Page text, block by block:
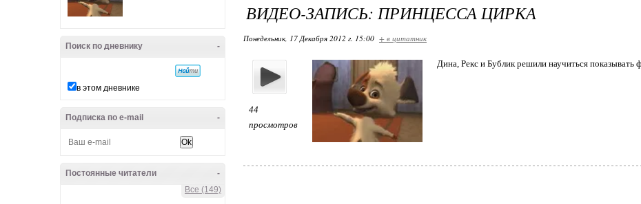
-
Поиск по дневнику
в этом дневнике
-
Подписка по e-mail
-
Постоянные читатели
Все (149)
ВИДЕО-ЗАПИСЬ: ПРИНЦЕССА ЦИРКА
Понедельник, 17 Декабря 2012 г. 15:00 + в цитатник
44
просмотров
Дина, Рекс и Бублик решили научиться показывать